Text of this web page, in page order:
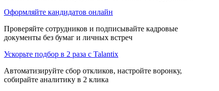
Оформляйте кандидатов онлайн
Проверяйте сотрудников и подписывайте кадровые
документы без бумаг и личных встреч
Ускорьте подбор в 2 раза с Talantix
Автоматизируйте сбор откликов, настройте воронку,
собирайте аналитику в 2 клика